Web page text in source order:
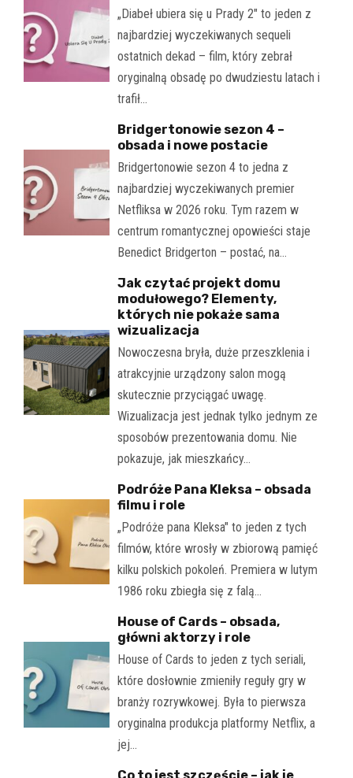
„Diabeł ubiera się u Prady 2" to jeden z
najbardziej wyczekiwanych sequeli
ostatnich dekad – film, który zebrał
oryginalną obsadę po dwudziestu latach i
trafił…
Bridgertonowie sezon 4 –
obsada i nowe postacie
Bridgertonowie sezon 4 to jedna z
najbardziej wyczekiwanych premier
Netfliksa w 2026 roku. Tym razem w
centrum romantycznej opowieści staje
Benedict Bridgerton – postać, na…
Jak czytać projekt domu
modułowego? Elementy,
których nie pokaże sama
wizualizacja
Nowoczesna bryła, duże przeszklenia i
atrakcyjnie urządzony salon mogą
skutecznie przyciągać uwagę.
Wizualizacja jest jednak tylko jednym ze
sposobów prezentowania domu. Nie
pokazuje, jak mieszkańcy…
Podróże Pana Kleksa – obsada
filmu i role
„Podróże pana Kleksa" to jeden z tych
filmów, które wrosły w zbiorową pamięć
kilku polskich pokoleń. Premiera w lutym
1986 roku zbiegła się z falą…
House of Cards – obsada,
główni aktorzy i role
House of Cards to jeden z tych seriali,
które dosłownie zmieniły reguły gry w
branży rozrywkowej. Była to pierwsza
oryginalna produkcja platformy Netflix, a
jej…